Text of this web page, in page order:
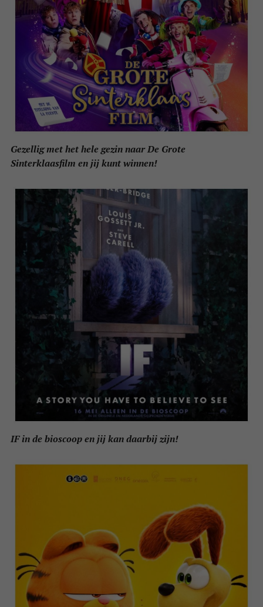
Gezellig met het hele gezin naar De Grote
Sinterklaasfilm en jij kunt winnen!
IF in de bioscoop en jij kan daarbij zijn!